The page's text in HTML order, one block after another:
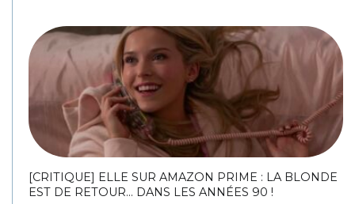
[CRITIQUE] ELLE SUR AMAZON PRIME : LA BLONDE
EST DE RETOUR… DANS LES ANNÉES 90 !